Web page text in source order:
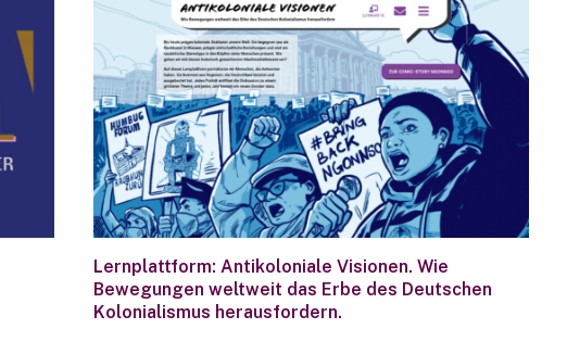
Lernplattform: Antikoloniale Visionen. Wie
Bewegungen weltweit das Erbe des Deutschen
Kolonialismus herausfordern.